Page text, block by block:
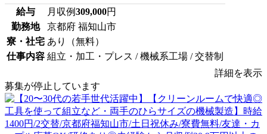
給与 月収例309,000円
勤務地
京都府 福知山市
寮・社宅 あり（無料）
仕事内容 組立・加工・プレス / 機械系工場 / 交替制
詳細を表示
募集が停止しています